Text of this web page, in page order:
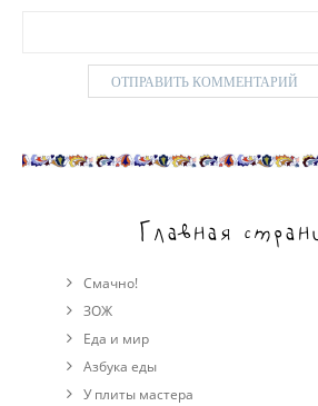
Главная
Смачно!
ЗОЖ
Еда и мир
Азбука еды
У плиты мастера